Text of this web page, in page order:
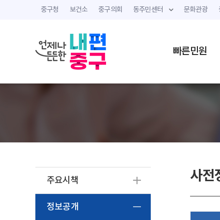
중구청 보건소 중구의회 동주민센터 문화관광
빠른민원
주요시책
정보공개
사전